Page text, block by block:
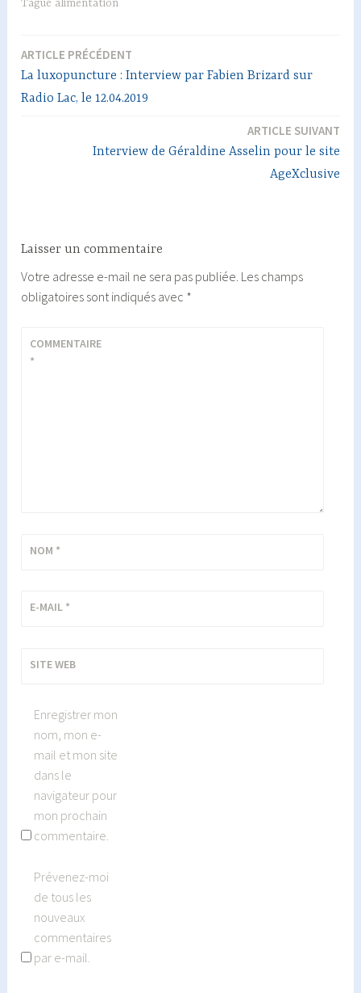
Tagué alimentation
Navigation
ARTICLE PRÉCÉDENT
La luxopuncture : Interview par Fabien Brizard sur
Radio Lac, le 12.04.2019
ARTICLE SUIVANT
Interview de Géraldine Asselin pour le site
AgeXclusive
Laisser un commentaire
Votre adresse e-mail ne sera pas publiée. Les champs
obligatoires sont indiqués avec *
COMMENTAIRE
*
NOM *
E-MAIL *
SITE WEB
Enregistrer mon
nom, mon e-
mail et mon site
dans le
navigateur pour
mon prochain
commentaire.
Prévenez-moi
de tous les
nouveaux
commentaires
par e-mail.